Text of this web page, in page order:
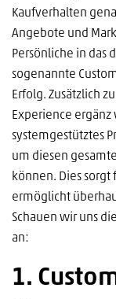
Kaufverhalten
Angebote und
Persönliche in das
sogenannte
Erfolg. Zusätzlich
Experience
systemgestütztes
um diesen
können. Dies
ermöglicht
Schauen wir uns
an:
1.